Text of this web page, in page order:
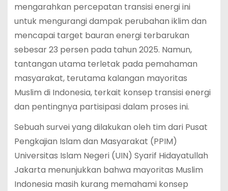
mengarahkan percepatan transisi energi ini
untuk mengurangi dampak perubahan iklim dan
mencapai target bauran energi terbarukan
sebesar 23 persen pada tahun 2025. Namun,
tantangan utama terletak pada pemahaman
masyarakat, terutama kalangan mayoritas
Muslim di Indonesia, terkait konsep transisi energi
dan pentingnya partisipasi dalam proses ini.
Sebuah survei yang dilakukan oleh tim dari Pusat
Pengkajian Islam dan Masyarakat (PPIM)
Universitas Islam Negeri (UIN) Syarif Hidayatullah
Jakarta menunjukkan bahwa mayoritas Muslim
Indonesia masih kurang memahami konsep